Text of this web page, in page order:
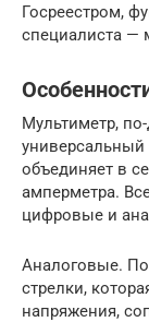
Госреестром,
специалиста —
Мультиметр,
универсальный
объединяет в
амперметра.
цифровые и
Аналоговые.
стрелки,
напряжения,